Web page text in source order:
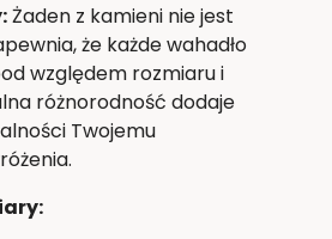
Żaden z kamieni nie jest
że każde wahadło
względem rozmiaru i
różnorodność dodaje
Twojemu